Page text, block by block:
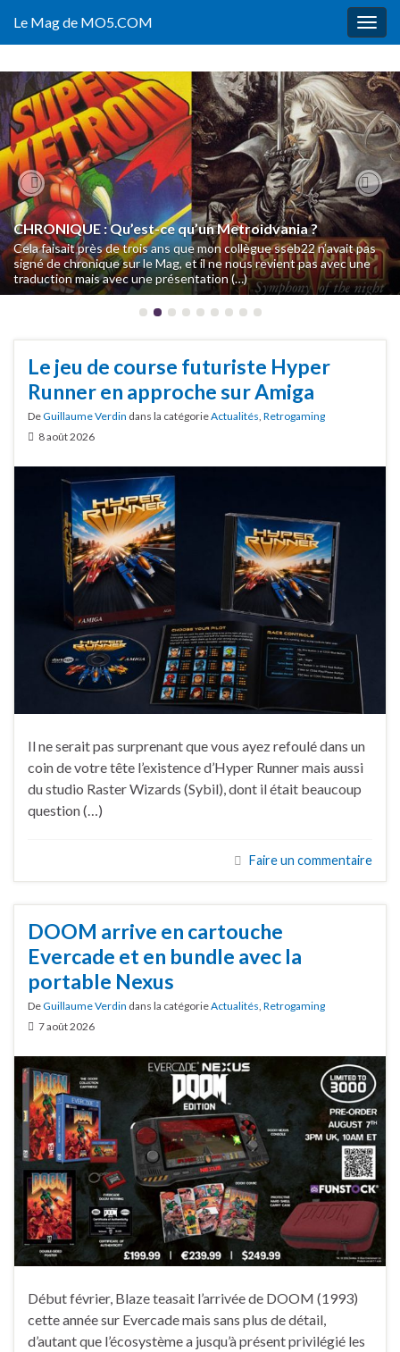
Le Mag de MO5.COM
CHRONIQUE : Qu’est-ce qu’un Metroidvania ?
Cela faisait près de trois ans que mon collègue sseb22 n’avait pas
signé de chronique sur le Mag, et il ne nous revient pas avec une
traduction mais avec une présentation (…)
Notre Musée du Jeu Vidéo ouvre sa billetterie
Fin octobre, nous dévoilions l’ouverture de notre Musée du Jeu
Vidéo en décembre mais, bien que nous ayons publié un
communiqué de presse une semaine plus tard et donné (…)
Previous
Le jeu de course futuriste Hyper
Runner en approche sur Amiga
DeGuillaume Verdin dans la catégorieActualités, Retrogaming
8 août 2026
Il ne serait pas surprenant que vous ayez refoulé dans un
coin de votre tête l’existence d’Hyper Runner mais aussi
du studio Raster Wizards (Sybil), dont il était beaucoup
question (…)
Faire un commentaire
DOOM arrive en cartouche
Evercade et en bundle avec la
portable Nexus
DeGuillaume Verdin dans la catégorieActualités, Retrogaming
7 août 2026
Début février, Blaze teasait l’arrivée de DOOM (1993)
cette année sur Evercade mais sans plus de détail,
d’autant que l’écosystème a jusqu’à présent privilégié les